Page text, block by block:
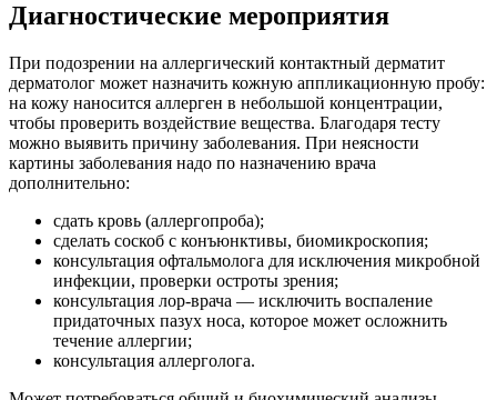
Диагностические мероприятия
При подозрении на аллергический контактный дерматит
дерматолог может назначить кожную аппликационную пробу:
на кожу наносится аллерген в небольшой концентрации,
чтобы проверить воздействие вещества. Благодаря тесту
можно выявить причину заболевания. При неясности
картины заболевания надо по назначению врача
дополнительно:
сдать кровь (аллергопроба);
сделать соскоб с конъюнктивы, биомикроскопия;
консультация офтальмолога для исключения микробной
инфекции, проверки остроты зрения;
консультация лор-врача — исключить воспаление
придаточных пазух носа, которое может осложнить
течение аллергии;
консультация аллерголога.